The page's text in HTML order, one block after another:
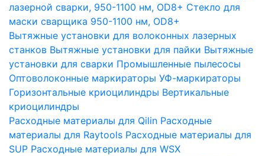
лазерной сварки, 950-1100 нм, OD8+ Стекло для
маски сварщика 950-1100 нм, OD8+
Вытяжные установки для волоконных лазерных
станков Вытяжные установки для пайки Вытяжные
установки для сварки Промышленные пылесосы
Оптоволоконные маркираторы УФ-маркираторы
Горизонтальные криоцилиндры Вертикальные
криоцилиндры
Расходные материалы для Qilin Расходные
материалы для Raytools Расходные материалы для
SUP Расходные материалы для WSX